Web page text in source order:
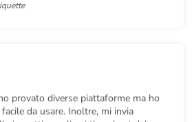
provato diverse piattaforme ma ho
da usare. Inoltre, mi invia